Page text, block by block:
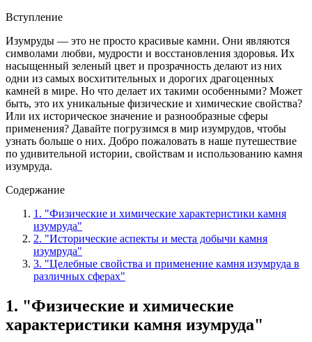
Вступление
Изумруды — это не просто красивые камни. Они являются
символами любви, мудрости и восстановления здоровья. Их
насыщенный зеленый цвет и прозрачность делают из них
одни из самых восхитительных и дорогих драгоценных
камней в мире. Но что делает их такими особенными? Может
быть, это их уникальные физические и химические свойства?
Или их историческое значение и разнообразные сферы
применения? Давайте погрузимся в мир изумрудов, чтобы
узнать больше о них. Добро пожаловать в наше путешествие
по удивительной истории, свойствам и использованию камня
изумруда.
Содержание
1. "Физические и химические характеристики камня
изумруда"
2. "Исторические аспекты и места добычи камня
изумруда"
3. "Целебные свойства и применение камня изумруда в
различных сферах"
1. "Физические и химические
характеристики камня изумруда"